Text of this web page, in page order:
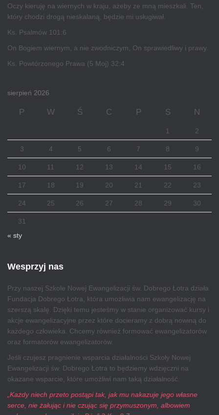
Oczy kieruję na wiernych w kraju, ażeby ze mną mieszkali. Ten,
który chodzi drogą nieskalaną, będzie mi usługiwał.
Ks. Psalmów 101:6
On Bogiem wiernym, a nie zwodniczym, On sprawiedliwy i prawy.
Ks. Powtórzonego Prawa (5 Moj) 32:4
sierpień 2026
P W Ś C P S N
1 2
3 4 5 6 7 8 9
10 11 12 13 14 15 16
17 18 19 20 21 22 23
24 25 26 27 28 29 30
31
« sty
Wesprzyj nas
Przy naszej Szkole Nowej Ewangelizacji św. Dobrego Łotra działa
Fundacja Dobrego Łotra, która umożliwia nam ewangelizację na
szerszą skalę. Dzięki temu jesteśmy w stanie organizować kursy i
akcje ewangelizacyjne przez które docieramy z dobrą nowiną do
każdego człowieka. Chcemy również formować ewangelizatorów
oraz formatorów ewangelizatorów.
Jeśli czujesz pragnienie wsparcia działalności Szkoły Nowej
Ewangelizacji św. Dobrego Łotra to będziemy wdzięczni na
okazane wsparcie, które umożliwi nam taką działalność.
„Każdy niech przeto postąpi tak, jak mu nakazuje jego własne
serce, nie żałując i nie czując się przymuszonym, albowiem